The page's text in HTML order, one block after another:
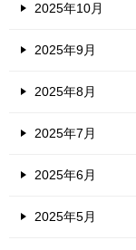
2025年10月
2025年9月
2025年8月
2025年7月
2025年6月
2025年5月